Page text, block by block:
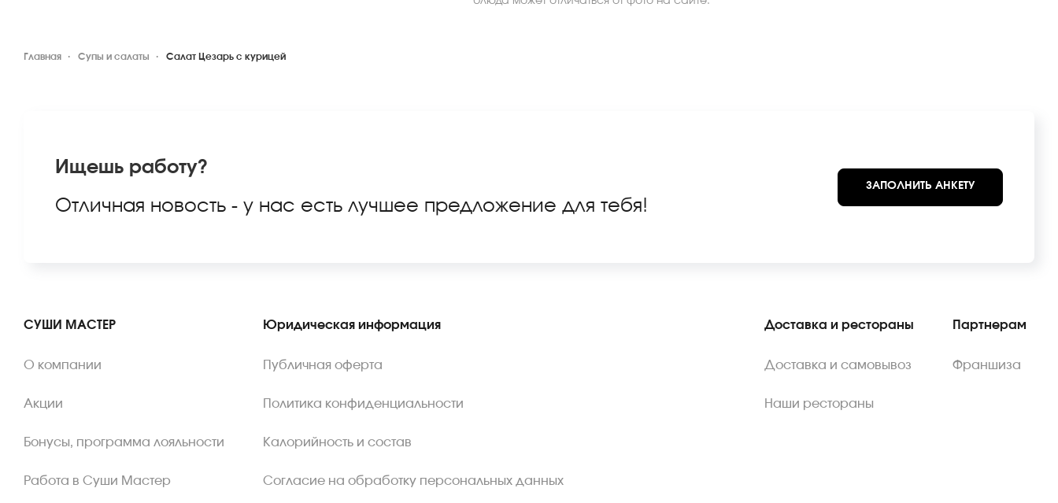
Главная Супы и салаты Салат Цезарь с курицей
Ищешь работу?
Отличная новость - у нас есть лучшее предложение для тебя!
ЗАПОЛНИТЬ АНКЕТУ
СУШИ МАСТЕР
О компании
Акции
Бонусы, программа лояльности
Работа в Суши Мастер
Юридическая информация
Публичная оферта
Политика конфиденциальности
Калорийность и состав
Согласие на обработку персональных данных
Доставка и рестораны
Доставка и самовывоз
Наши рестораны
Партнерам
Франшиза